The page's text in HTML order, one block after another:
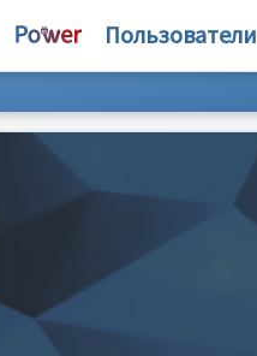
Пользователи